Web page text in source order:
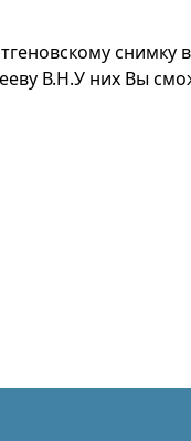
В.Н.У них Вы